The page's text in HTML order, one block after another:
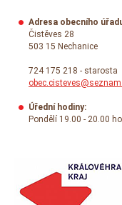
Adresa obecního
Čistěves 28
503 15 Nechanice
724 175 218 - starosta
Úřední hodiny:
Pondělí 19.00 - 20.00